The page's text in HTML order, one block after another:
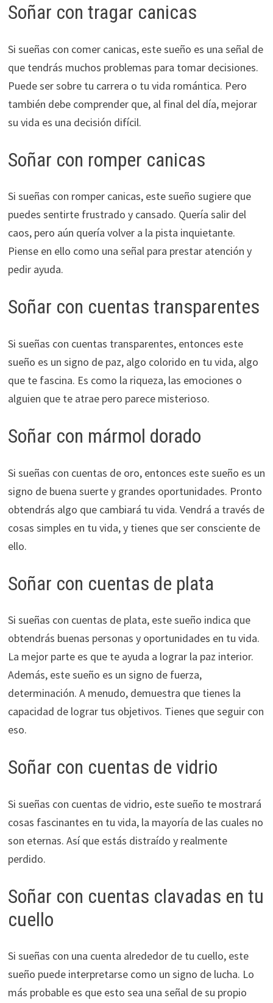
Soñar con tragar canicas
Si sueñas con comer canicas, este sueño es una señal de
que tendrás muchos problemas para tomar decisiones.
Puede ser sobre tu carrera o tu vida romántica. Pero
también debe comprender que, al final del día, mejorar
su vida es una decisión difícil.
Soñar con romper canicas
Si sueñas con romper canicas, este sueño sugiere que
puedes sentirte frustrado y cansado. Quería salir del
caos, pero aún quería volver a la pista inquietante.
Piense en ello como una señal para prestar atención y
pedir ayuda.
Soñar con cuentas transparentes
Si sueñas con cuentas transparentes, entonces este
sueño es un signo de paz, algo colorido en tu vida, algo
que te fascina. Es como la riqueza, las emociones o
alguien que te atrae pero parece misterioso.
Soñar con mármol dorado
Si sueñas con cuentas de oro, entonces este sueño es un
signo de buena suerte y grandes oportunidades. Pronto
obtendrás algo que cambiará tu vida. Vendrá a través de
cosas simples en tu vida, y tienes que ser consciente de
ello.
Soñar con cuentas de plata
Si sueñas con cuentas de plata, este sueño indica que
obtendrás buenas personas y oportunidades en tu vida.
La mejor parte es que te ayuda a lograr la paz interior.
Además, este sueño es un signo de fuerza,
determinación. A menudo, demuestra que tienes la
capacidad de lograr tus objetivos. Tienes que seguir con
eso.
Soñar con cuentas de vidrio
Si sueñas con cuentas de vidrio, este sueño te mostrará
cosas fascinantes en tu vida, la mayoría de las cuales no
son eternas. Así que estás distraído y realmente
perdido.
Soñar con cuentas clavadas en tu
cuello
Si sueñas con una cuenta alrededor de tu cuello, este
sueño puede interpretarse como un signo de lucha. Lo
más probable es que esto sea una señal de su propio